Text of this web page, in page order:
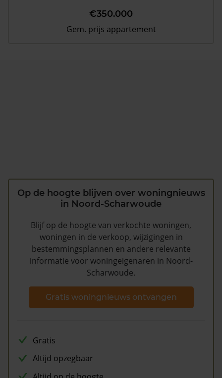
€350.000
Gem. prijs appartement
Op de hoogte blijven over woningnieuws
in Noord-Scharwoude
Blijf op de hoogte van verkochte woningen,
woningen in de verkoop, wijzigingen in
bestemmingsplannen en andere relevante
informatie voor woningeigenaren in Noord-
Scharwoude.
Gratis woningnieuws ontvangen
Gratis
Altijd opzegbaar